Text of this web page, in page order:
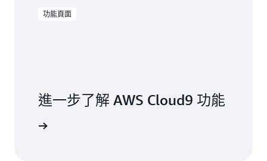
功能頁面
進一步了解 AWS Cloud9 功能